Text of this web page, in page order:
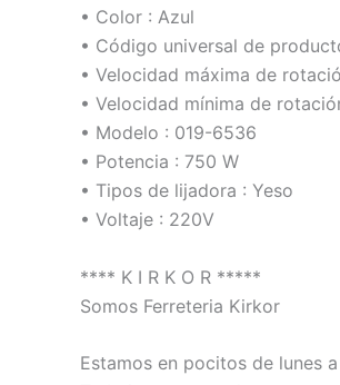
• Color : Azul
• Código universal de
• Velocidad máxima de
• Velocidad mínima de
• Modelo : 019-6536
• Potencia : 750 W
• Tipos de lijadora : Yeso
• Voltaje : 220V
**** K I R K O R *****
Somos Ferreteria Kirkor
Estamos en pocitos de lunes